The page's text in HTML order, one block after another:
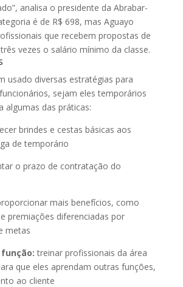
analisa o presidente da Abrabar-
é de R$ 698, mas Aguayo
que recebem propostas de
vezes o salário mínimo da classe.
usado diversas estratégias para
sejam eles temporários
algumas das práticas:
brindes e cestas básicas aos
de temporário
o prazo de contratação do
mais benefícios, como
premiações diferenciadas por
metas
treinar profissionais da área
que eles aprendam outras funções,
ao cliente